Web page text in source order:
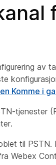
av
Komme i
tjenester
til PSTN.
Webex